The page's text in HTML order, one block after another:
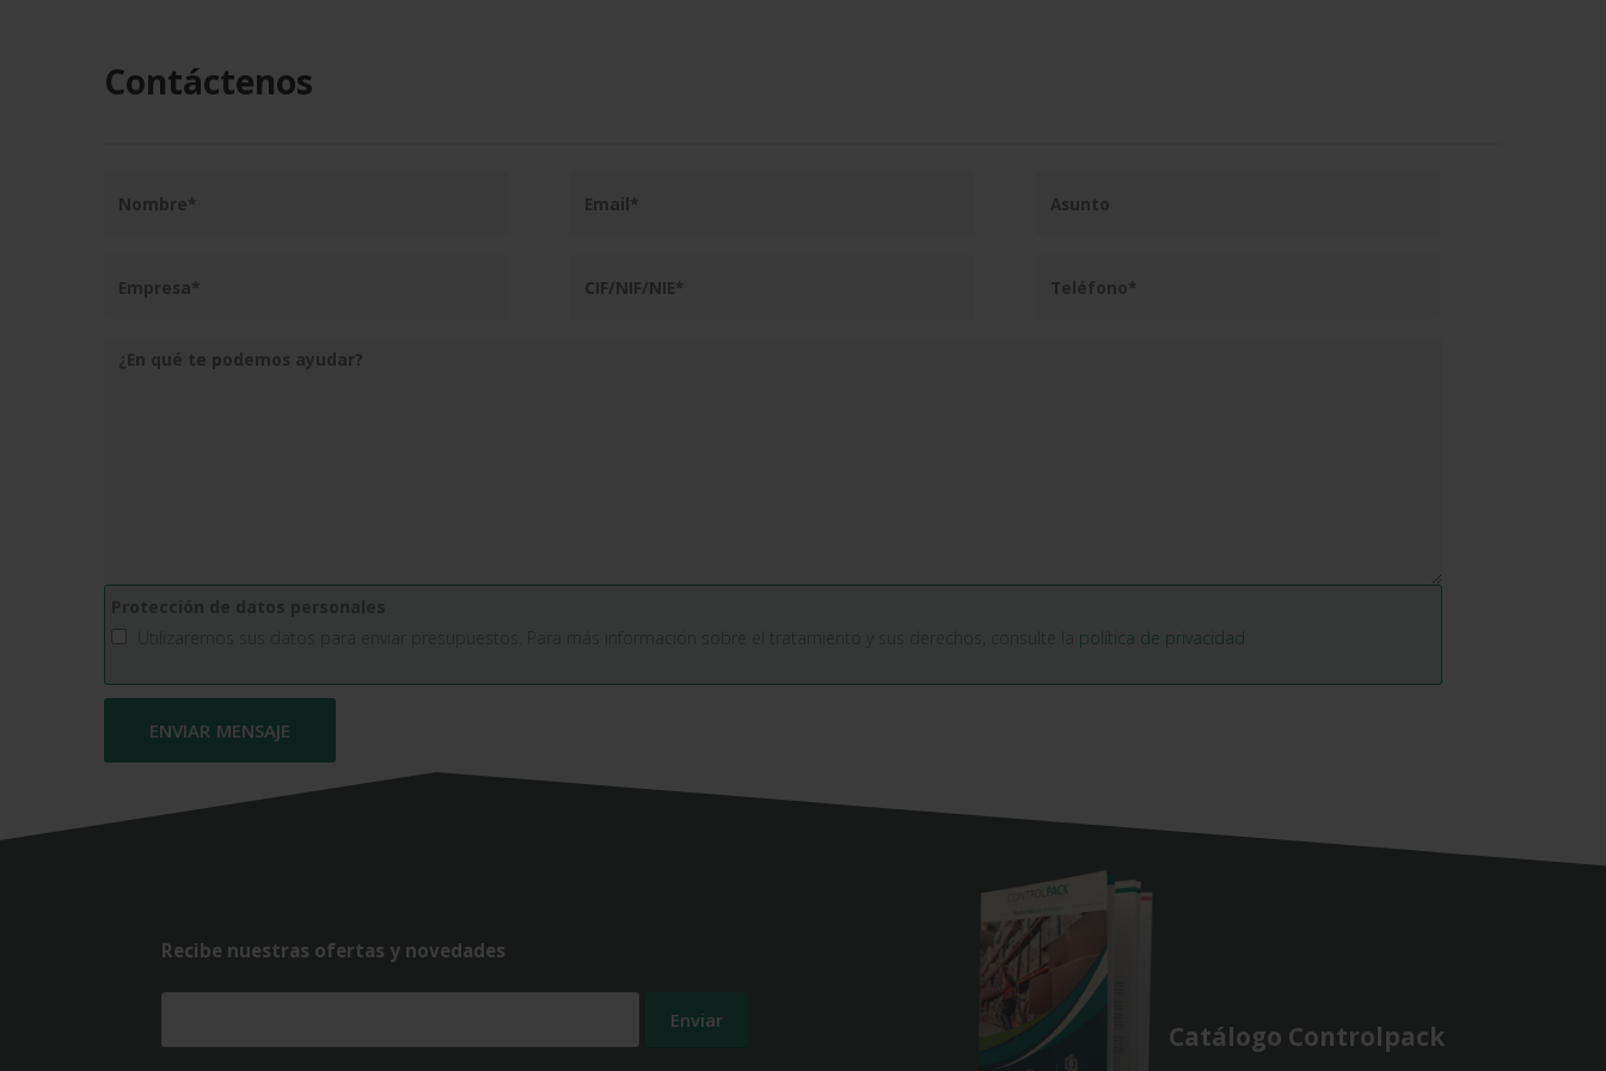
Contáctenos
política de privacidad
Recibe nuestras ofertas y novedades
Catálogo Controlpack